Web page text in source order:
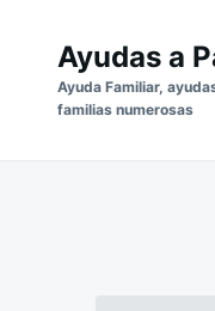
contenido
Ayudas a
Ayuda Familiar,
familias numerosas